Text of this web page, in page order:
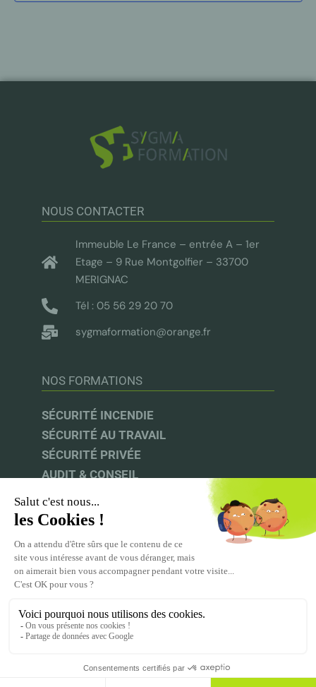
NOUS CONTACTER
Immeuble Le France – entrée A – 1er
Etage – 9 Rue Montgolfier – 33700
MERIGNAC
Tél : 05 56 29 20 70
sygmaformation@orange.fr
NOS FORMATIONS
SÉCURITÉ INCENDIE
SÉCURITÉ AU TRAVAIL
SÉCURITÉ PRIVÉE
AUDIT & CONSEIL
INFOS UTILES
UFACS | CNAPS |INRS |CPF
ACPR-PRÉVENTION
MENTIONS LÉGALES
CGV